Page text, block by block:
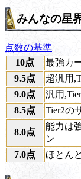
みんなの星
点数の基準
10点
最強カ
9.5点
超汎用
9.0点
汎用
8.5点
Tier2の
8.0点
能力は
ン
7.0点
ほとん